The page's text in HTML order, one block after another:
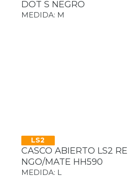
DOT S NEGRO
MEDIDA: M
LS2
CASCO ABIERTO LS2
NGO/MATE HH590
MEDIDA: L